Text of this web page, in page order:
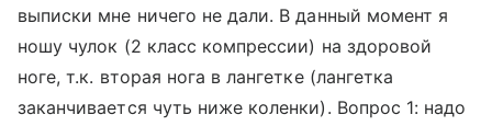
выписки мне ничего не дали. В данный момент я
ношу чулок (2 класс компрессии) на здоровой
ноге, т.к. вторая нога в лангетке (лангетка
заканчивается чуть ниже коленки). Вопрос 1: надо